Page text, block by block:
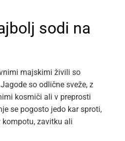
sodi na
majskimi živili so
so odlične sveže, z
kosmiči ali v preprosti
se pogosto jedo kar sproti,
zavitku ali